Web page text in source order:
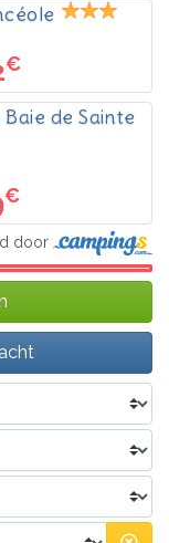
€
de Sainte
€
door